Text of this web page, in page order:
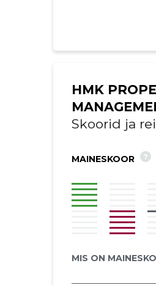
HMK
Skoorid ja
MAINESKOOR ?
MIS ON